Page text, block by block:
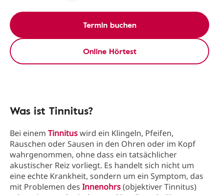
Termin buchen
Online Hörtest
Was ist Tinnitus?
Bei einem Tinnituswird ein Klingeln, Pfeifen,
Rauschen oder Sausen in den Ohren oder im Kopf
wahrgenommen, ohne dass ein tatsächlicher
akustischer Reiz vorliegt. Es handelt sich nicht um
eine echte Krankheit, sondern um ein Symptom, das
mit Problemen des Innenohrs(objektiver Tinnitus)